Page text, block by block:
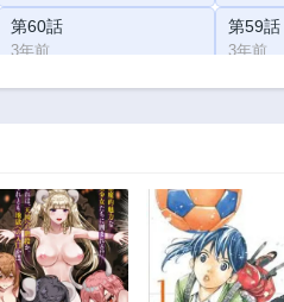
第60話
3年前
第59話
3年前
第55話 第54話
第45話
3年前
第44話
3年前
第40話
3年前
第39話
3年前